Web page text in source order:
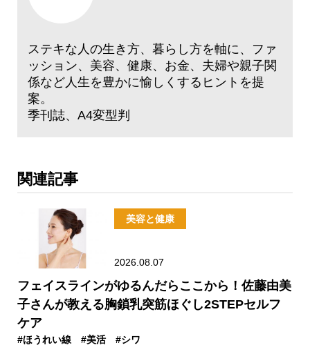
ステキな人の生き方、暮らし方を軸に、ファ
ッション、美容、健康、お金、夫婦や親子関
係など人生を豊かに愉しくするヒントを提
案。
季刊誌、A4変型判
関連記事
美容と健康
2026.08.07
フェイスラインがゆるんだらここから！佐藤由美
子さんが教える胸鎖乳突筋ほぐし2STEPセルフ
ケア
#ほうれい線 #美活 #シワ